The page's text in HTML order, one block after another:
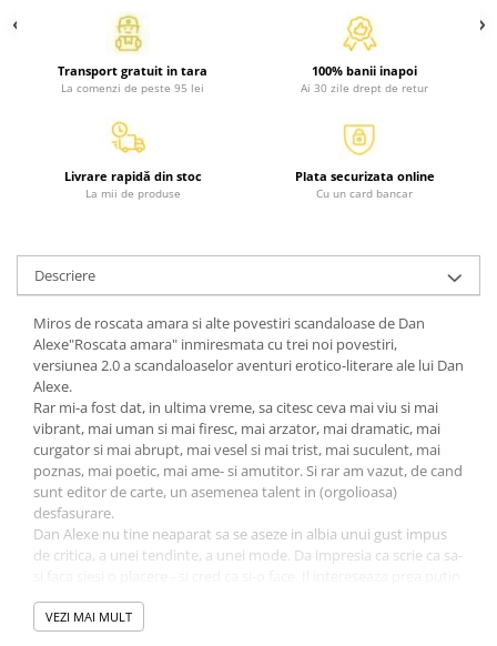
Dictionare de limba romana
Dictionare tematice
Enciclopedii
Diete si alimentatie sanatoasa
Fitness si frumusete
Feng Shui
Medicina alternativa
Sa nu razi :((
Drept
Legislatie
Fictiune
Actiune si Aventura
Actiune,aventura
Clasici
Crime, Thriller, Mistery
Fantasy
Literatura de divertisment
Transport gratuit in tara
La comenzi de peste 95 lei
100% banii inapoi
Ai 30 zile drept de retur
Livrare rapidă din stoc
La mii de produse
Plata securizata online
Cu un card bancar
Descriere
Miros de roscata amara si alte povestiri scandaloase de Dan
Alexe"Roscata amara" inmiresmata cu trei noi povestiri,
versiunea 2.0 a scandaloaselor aventuri erotico-literare ale lui Dan
Alexe.
Rar mi-a fost dat, in ultima vreme, sa citesc ceva mai viu si mai
vibrant, mai uman si mai firesc, mai arzator, mai dramatic, mai
curgator si mai abrupt, mai vesel si mai trist, mai suculent, mai
poznas, mai poetic, mai ame- si amutitor. Si rar am vazut, de cand
sunt editor de carte, un asemenea talent in (orgolioasa)
desfasurare.
Dan Alexe nu tine neaparat sa se aseze in albia unui gust impus
de critica, a unei tendinte, a unei mode. Da impresia ca scrie ca sa-
daca textele lui se vor solda cu o baie de elogii sau cu o rastignire.
Dan Alexe scrie in temeiul unei inzestrari formidabile, al unei
VEZI MAI MULT